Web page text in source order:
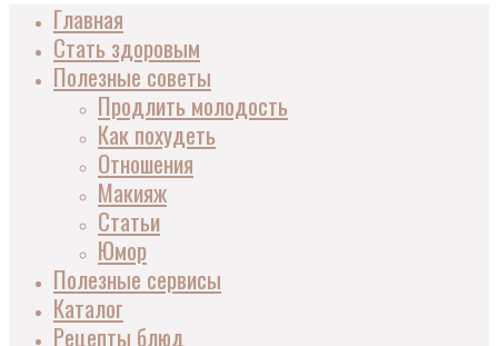
Главная
Стать здоровым
Полезные советы
Продлить молодость
Как похудеть
Отношения
Макияж
Статьи
Юмор
Полезные сервисы
Каталог
Рецепты блюд